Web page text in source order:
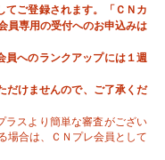
ご登録されます。「ＣＮカ
員専用の受付へのお申込みは
員へのランクアップには１週
だけませんので、ご了承くだ
ラスより簡単な審査がござい
場合は、ＣＮプレ会員として